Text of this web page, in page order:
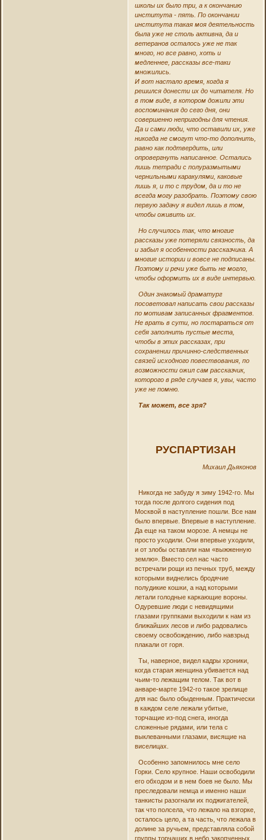
школы их было три, а к окончанию
института - пять. По окончании
института такая моя деятельность
была уже не столь активна, да и
ветеранов осталось уже не так
много, но все равно, хоть и
медленнее, рассказы все-таки
множились.
И вот настало время, когда я
решился донести их до читателя. Но
в том виде, в котором дожили эти
воспоминания до сего дня, они
совершенно непригодны для чтения.
Да и сами люди, что оставили их, уже
никогда не смогут что-то дополнить,
равно как подтвердить, или
опровергнуть написанное. Остались
лишь тетради с полуразмытыми
чернильными каракулями, каковые
лишь я, и то с трудом, да и то не
всегда могу разобрать. Поэтому свою
первую задачу я видел лишь в том,
чтобы оживить их.
Но случилось так, что многие
рассказы уже потеряли связность, да
и забыл я особенности рассказчика. А
многие истории и вовсе не подписаны.
Поэтому и речи уже быть не могло,
чтобы оформить их в виде интервью.
Один знакомый драматург
посоветовал написать свои рассказы
по мотивам записанных фрагментов.
Не врать в сути, но постараться от
себя заполнить пустые места,
чтобы в этих рассказах, при
сохранении причинно-следственных
связей исходного повествования, по
возможности ожил сам рассказчик,
которого в ряде случаев я, увы, часто
уже не помню.
Так может, все зря?
РУСПАРТИЗАН
Михаил Дьяконов
Никогда не забуду я зиму 1942-го. Мы
тогда после долгого сидения под
Москвой в наступление пошли. Все нам
было впервые. Впервые в наступление.
Да еще на таком морозе. А немцы не
просто уходили. Они впервые уходили,
и от злобы оставлли нам «выжженную
землю». Вместо сел нас часто
встречали рощи из печных труб, между
которыми виднелись бродячие
полудикие кошки, а над которыми
летали голодные каркающие вороны.
Одуревшие люди с невидящими
глазами группками выходили к нам из
ближайших лесов и либо радовались
своему освобождению, либо навзрыд
плакали от горя.
Ты, наверное, видел кадры хроники,
когда старая женщина убивается над
чьим-то лежащим телом. Так вот в
анваре-марте 1942-го такое зрелище
для нас было обыденным. Практически
в каждом селе лежали убитые,
торчащие из-под снега, иногда
сложенные рядами, или тела с
выклеванными глазами, висящие на
виселицах.
Особенно запомнилось мне село
Горки. Село крупное. Наши освободили
его обходом и в нем боев не было. Мы
преследовали немца и именно наши
танкисты разогнали их поджигателей,
так что полсела, что лежало на взгорке,
осталось цело, а та часть, что лежала в
долине за ручьем, представляла собой
группы торчащих в небо закопченных